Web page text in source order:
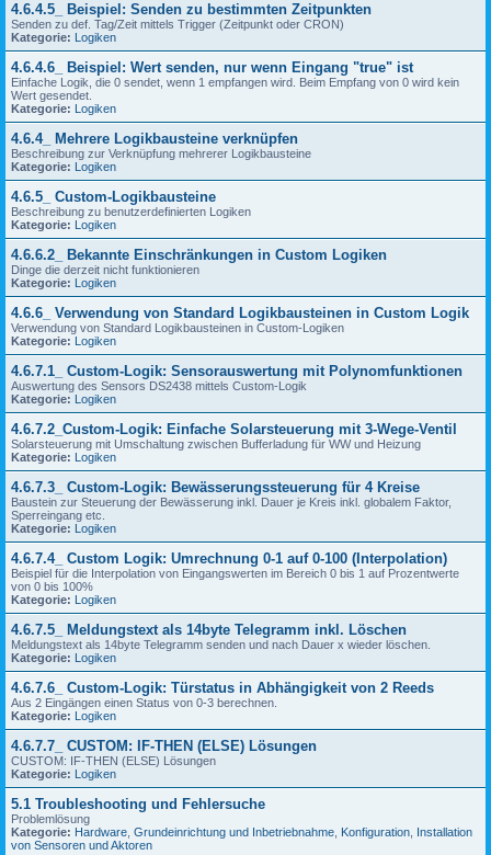
4.6.4.5_ Beispiel: Senden zu bestimmten Zeitpunkten
Senden zu def. Tag/Zeit mittels Trigger (Zeitpunkt oder CRON)
Kategorie: Logiken
4.6.4.6_ Beispiel: Wert senden, nur wenn Eingang "true" ist
Einfache Logik, die 0 sendet, wenn 1 empfangen wird. Beim Empfang von 0 wird kein
Wert gesendet.
Kategorie: Logiken
4.6.4_ Mehrere Logikbausteine verknüpfen
Beschreibung zur Verknüpfung mehrerer Logikbausteine
Kategorie: Logiken
4.6.5_ Custom-Logikbausteine
Beschreibung zu benutzerdefinierten Logiken
Kategorie: Logiken
4.6.6.2_ Bekannte Einschränkungen in Custom Logiken
Dinge die derzeit nicht funktionieren
Kategorie: Logiken
4.6.6_ Verwendung von Standard Logikbausteinen in Custom Logik
Verwendung von Standard Logikbausteinen in Custom-Logiken
Kategorie: Logiken
4.6.7.1_ Custom-Logik: Sensorauswertung mit Polynomfunktionen
Auswertung des Sensors DS2438 mittels Custom-Logik
Kategorie: Logiken
4.6.7.2_Custom-Logik: Einfache Solarsteuerung mit 3-Wege-Ventil
Solarsteuerung mit Umschaltung zwischen Bufferladung für WW und Heizung
Kategorie: Logiken
4.6.7.3_ Custom-Logik: Bewässerungssteuerung für 4 Kreise
Baustein zur Steuerung der Bewässerung inkl. Dauer je Kreis inkl. globalem Faktor,
Sperreingang etc.
Kategorie: Logiken
4.6.7.4_ Custom Logik: Umrechnung 0-1 auf 0-100 (Interpolation)
Beispiel für die Interpolation von Eingangswerten im Bereich 0 bis 1 auf Prozentwerte
von 0 bis 100%
Kategorie: Logiken
4.6.7.5_ Meldungstext als 14byte Telegramm inkl. Löschen
Meldungstext als 14byte Telegramm senden und nach Dauer x wieder löschen.
Kategorie: Logiken
4.6.7.6_ Custom-Logik: Türstatus in Abhängigkeit von 2 Reeds
Aus 2 Eingängen einen Status von 0-3 berechnen.
Kategorie: Logiken
4.6.7.7_ CUSTOM: IF-THEN (ELSE) Lösungen
CUSTOM: IF-THEN (ELSE) Lösungen
Kategorie: Logiken
5.1 Troubleshooting und Fehlersuche
Problemlösung
Kategorie: Hardware Grundeinrichtung und Inbetriebnahme Konfiguration Installation
von Sensoren und Aktoren